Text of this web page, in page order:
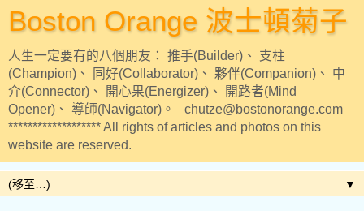
Boston Orange 波士頓菊子
人生一定要有的八個朋友： 推手(Builder)、 支柱
(Champion)、 同好(Collaborator)、 夥伴(Companion)、 中
介(Connector)、 開心果(Energizer)、 開路者(Mind
Opener)、 導師(Navigator)。 chutze@bostonorange.com
******************* All rights of articles and photos on this
website are reserved.
▼